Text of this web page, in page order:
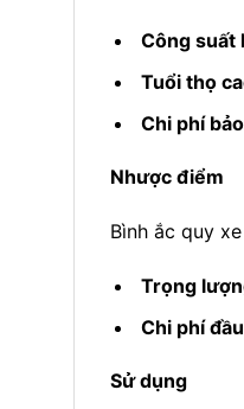
Công suất
Tuổi thọ
Chi phí
Nhược điểm
Bình ắc quy
Trọng
Chi phí
Sử dụng